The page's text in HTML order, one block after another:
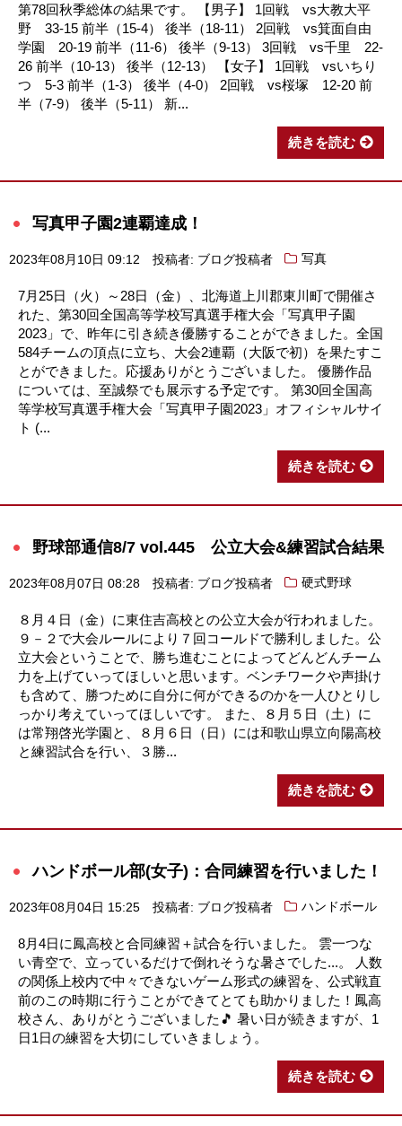
第78回秋季総体の結果です。 【男子】 1回戦 vs大教大平
野 33-15 前半（15-4） 後半（18-11） 2回戦 vs箕面自由
学園 20-19 前半（11-6） 後半（9-13） 3回戦 vs千里 22-
26 前半（10-13） 後半（12-13） 【女子】 1回戦 vsいちり
つ 5-3 前半（1-3） 後半（4-0） 2回戦 vs桜塚 12-20 前
半（7-9） 後半（5-11） 新...
続きを読む
写真甲子園2連覇達成！
2023年08月10日 09:12 投稿者: ブログ投稿者 写真
7月25日（火）～28日（金）、北海道上川郡東川町で開催さ
れた、第30回全国高等学校写真選手権大会「写真甲子園
2023」で、昨年に引き続き優勝することができました。全国
584チームの頂点に立ち、大会2連覇（大阪で初）を果たすこ
とができました。応援ありがとうございました。 優勝作品
については、至誠祭でも展示する予定です。 第30回全国高
等学校写真選手権大会「写真甲子園2023」オフィシャルサイ
ト (...
続きを読む
野球部通信8/7 vol.445 公立大会&練習試合結果
2023年08月07日 08:28 投稿者: ブログ投稿者 硬式野球
８月４日（金）に東住吉高校との公立大会が行われました。
９－２で大会ルールにより７回コールドで勝利しました。公
立大会ということで、勝ち進むことによってどんどんチーム
力を上げていってほしいと思います。ベンチワークや声掛け
も含めて、勝つために自分に何ができるのかを一人ひとりし
っかり考えていってほしいです。 また、８月５日（土）に
は常翔啓光学園と、８月６日（日）には和歌山県立向陽高校
と練習試合を行い、３勝...
続きを読む
ハンドボール部(女子)：合同練習を行いました！
2023年08月04日 15:25 投稿者: ブログ投稿者 ハンドボール
8月4日に鳳高校と合同練習＋試合を行いました。 雲一つな
い青空で、立っているだけで倒れそうな暑さでした...。 人数
の関係上校内で中々できないゲーム形式の練習を、公式戦直
前のこの時期に行うことができてとても助かりました！鳳高
校さん、ありがとうございました🎵 暑い日が続きますが、1
日1日の練習を大切にしていきましょう。
続きを読む